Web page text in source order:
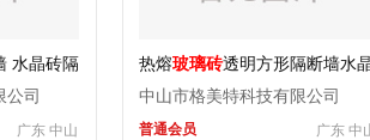
水晶砖隔
司
广东 中山
热熔玻璃砖透明方形隔断墙水
砖屏风透明幕墙背景墙
中山市格美特科技有限公司
广东 中
普通会员